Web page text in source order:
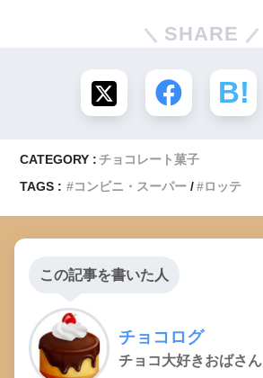
SHARE
CATEGORY : チョコレート菓子
TAGS :
コンビニ・スーパー ロッテ
この記事を書いた人
チョコログ
チョコ大好きおばさん